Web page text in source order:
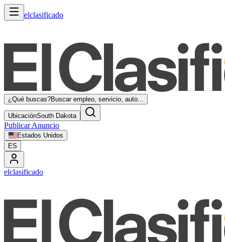
elclasificado
¿Qué buscas?Buscar empleo, servicio, auto...
UbicaciónSouth Dakota
Publicar Anuncio
Estados Unidos
ES
elclasificado